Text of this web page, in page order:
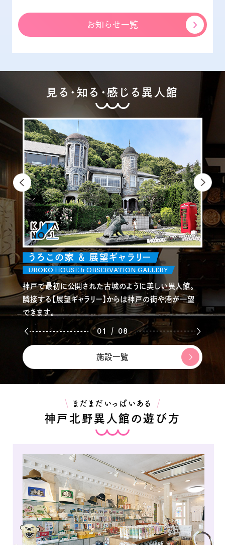
お知らせ一覧
見る・知る・感じる異人館
うろこの家 ＆ 展望ギャラリー
UROKO HOUSE & OBSERVATION GALLERY
神戸で最初に公開された古城のように美しい異人館。
隣接する【展望ギャラリー】からは神戸の街や港が一望
できます。
01 / 08
施設一覧
まだまだいっぱいある
神戸北野異人館の遊び方